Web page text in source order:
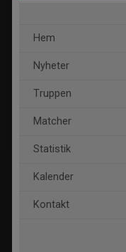
Hem
Nyheter
Truppen
Matcher
Statistik
Kalender
Kontakt